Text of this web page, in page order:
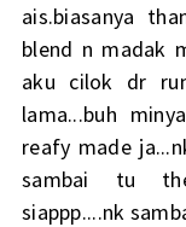
ais.biasanya
blend n madak
aku cilok dr
lama...buh
reafy made
sambai tu
siappp....nk